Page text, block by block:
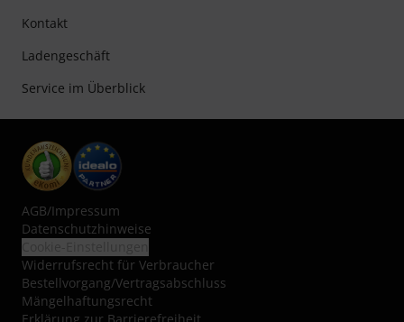
Kontakt
Ladengeschäft
Service im Überblick
AGB/Impressum
Datenschutzhinweise
Widerrufsrecht für Verbraucher
Bestellvorgang/Vertragsabschluss
Mängelhaftungsrecht